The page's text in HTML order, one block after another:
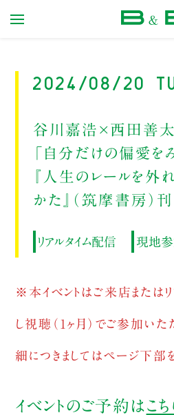
2024/08/20
谷川嘉浩×西田善太
「自分だけの偏愛を
『人生のレールを外
かた』（筑摩書房）
リアルタイム配信 現地
※本イベントはご来店または
し視聴（1ヶ月）でご参加いた
細につきましてはページ下部
イベントのご予約は こち